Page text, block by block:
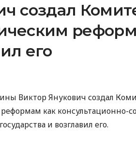
создал
его
Виктор Янукович создал
как консультационно-
и возглавил его.